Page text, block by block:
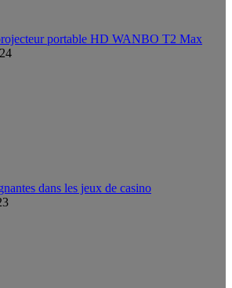
portable HD WANBO T2 Max
dans les jeux de casino